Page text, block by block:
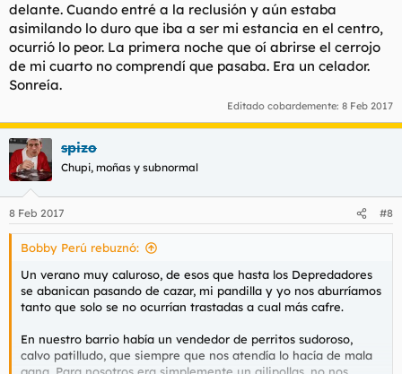
delante. Cuando entré a la reclusión y aún estaba
asimilando lo duro que iba a ser mi estancia en el centro,
ocurrió lo peor. La primera noche que oí abrirse el cerrojo
de mi cuarto no comprendí que pasaba. Era un celador.
Sonreía.
Editado cobardemente: 8 Feb 2017
spizo
Chupi, moñas y subnormal
8 Feb 2017 #8
Bobby Perú rebuznó:
Un verano muy caluroso, de esos que hasta los Depredadores
se abanican pasando de cazar, mi pandilla y yo nos aburríamos
tanto que solo se no ocurrían trastadas a cual más cafre.
En nuestro barrio había un vendedor de perritos sudoroso,
calvo patilludo, que siempre que nos atendía lo hacía de mala